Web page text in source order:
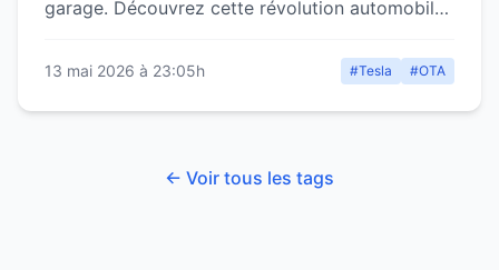
garage. Découvrez cette révolution automobile
13 mai 2026 à 23:05h #Tesla #OTA
← Voir tous les tags